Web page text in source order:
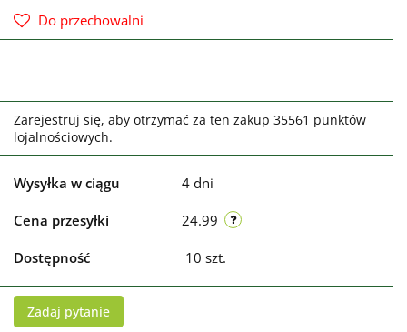
Do przechowalni
Zarejestruj się, aby otrzymać za ten zakup 35561 punktów
lojalnościowych.
Wysyłka w ciągu 4 dni
Cena przesyłki 24.99
Dostępność 10 szt.
Zadaj pytanie